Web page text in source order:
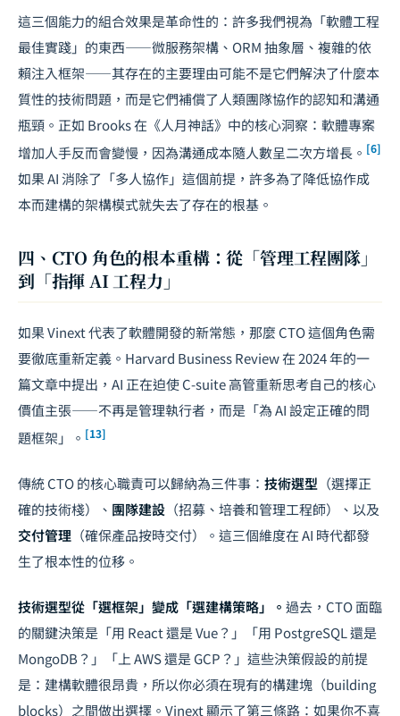
這三個能力的組合效果是革命性的：許多我們視為「軟體工程
最佳實踐」的東西——微服務架構、ORM 抽象層、複雜的依
賴注入框架——其存在的主要理由可能不是它們解決了什麼本
質性的技術問題，而是它們補償了人類團隊協作的認知和溝通
瓶頸。正如 Brooks 在《人月神話》中的核心洞察：軟體專案
增加人手反而會變慢，因為溝通成本隨人數呈二次方增長。 [6]
如果 AI 消除了「多人協作」這個前提，許多為了降低協作成
本而建構的架構模式就失去了存在的根基。
四、CTO 角色的根本重構：從「管理工程團隊」
到「指揮 AI 工程力」
如果 Vinext 代表了軟體開發的新常態，那麼 CTO 這個角色需
要徹底重新定義。Harvard Business Review 在 2024 年的一
篇文章中提出，AI 正在迫使 C-suite 高管重新思考自己的核心
價值主張——不再是管理執行者，而是「為 AI 設定正確的問
題框架」。 [13]
傳統 CTO 的核心職責可以歸納為三件事： 技術選型 （選擇正
確的技術棧）、 團隊建設 （招募、培養和管理工程師）、以及
交付管理 （確保產品按時交付）。這三個維度在 AI 時代都發
生了根本性的位移。
技術選型從「選框架」變成「選建構策略」。 過去，CTO 面臨
的關鍵決策是「用 React 還是 Vue？」「用 PostgreSQL 還是
MongoDB？」「上 AWS 還是 GCP？」這些決策假設的前提
是：建構軟體很昂貴，所以你必須在現有的構建塊（building
blocks）之間做出選擇。Vinext 顯示了第三條路：如果你不喜